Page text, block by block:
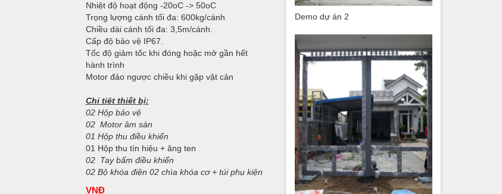
Nhiệt độ hoạt động -20oC -> 50oC
Trọng lượng cánh tối đa: 600kg/cánh
Chiều dài cánh tối đa: 3,5m/cánh.
Cấp độ bảo vệ IP67.
Tốc độ giảm tốc khi đóng hoặc mở gần hết
hành trình
Motor đảo ngược chiều khi gặp vật cản
Chi tiêt thiết bị:
02 Hộp bảo vệ
02 Motor âm sàn
01 Hộp thu điều khiển
01 Hộp thu tín hiệu + ăng ten
02 Tay bấm điều khiển
02 Bộ khóa điện 02 chìa khóa cơ + túi phụ kiện
VNĐ
Demo dự án 2